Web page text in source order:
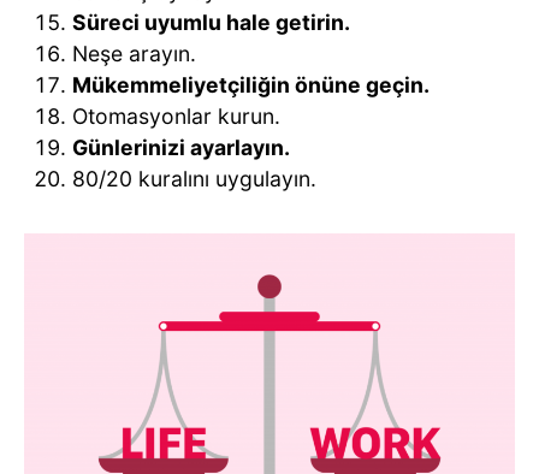
Süreci uyumlu hale getirin.
Neşe arayın.
Mükemmeliyetçiliğin önüne geçin.
Otomasyonlar kurun.
Günlerinizi ayarlayın.
80/20 kuralını uygulayın.